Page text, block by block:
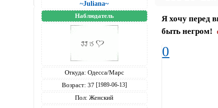
~Juliana~
Наблюдатель
Откуда: Одесса/Марс
Возраст: 37 [1989-06-13]
Пол: Женский
Я хочу перед
быть негром!
0